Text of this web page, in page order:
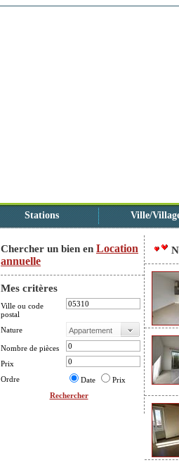
Stations Ville/
Chercher un bien en Location
annuelle
Mes critères
Ville ou code
postal
Nature
Nombre de pièces
Prix
Ordre
Date
Prix
Rechercher